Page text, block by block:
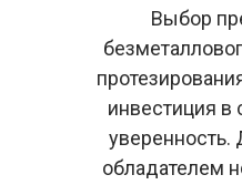
Выбор
инвестиция в
уверенность.
обладателем